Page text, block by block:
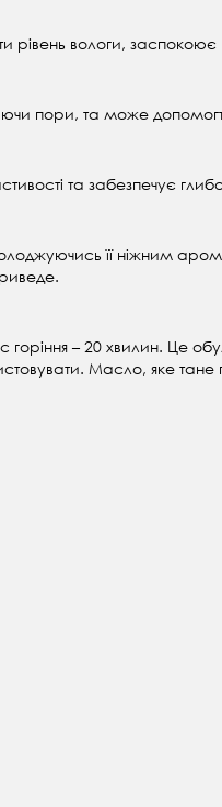
вологи, заспокоює
пори, та може
та забезпечує
її ніжним
– 20 хвилин. Це
Масло, яке